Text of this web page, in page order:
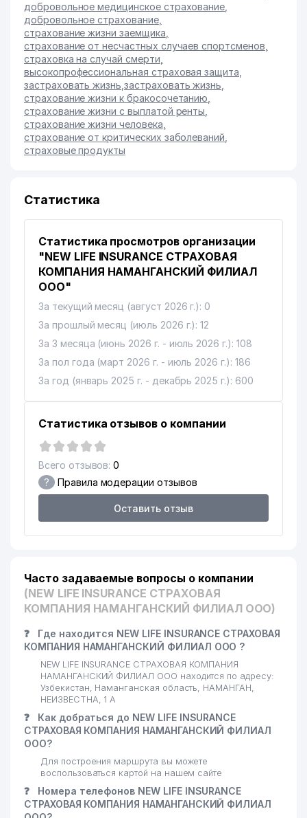
добровольное медицинское страхование
добровольное страхование,
cтрахование жизни заемщика
cтрахование от несчастных случаев спортсменов
cтраховка на случай смерти
высокопрофессиональная страховая защита
застраховать жизнь ,застраховать жизнь
страхование жизни к бракосочетанию
страхование жизни с выплатой ренты
страхование жизни человека
страхование от критических заболеваний
страховые продукты
Статистика
Статистика просмотров организации
"NEW LIFE INSURANCE СТРАХОВАЯ
КОМПАНИЯ НАМАНГАНСКИЙ ФИЛИАЛ
ООО"
За текущий месяц (август 2026 г.): 0
За прошлый месяц (июль 2026 г.): 12
За 3 месяца (июнь 2026 г. - июль 2026 г.): 108
За пол года (март 2026 г. - июль 2026 г.): 186
За год (январь 2025 г. - декабрь 2025 г.): 600
Статистика отзывов о компании
Всего отзывов: 0
? Правила модерации отзывов
Оставить отзыв
Часто задаваемые вопросы о компании
(NEW LIFE INSURANCE СТРАХОВАЯ
КОМПАНИЯ НАМАНГАНСКИЙ ФИЛИАЛ ООО)
❓
Где находится NEW LIFE INSURANCE СТРАХОВАЯ
КОМПАНИЯ НАМАНГАНСКИЙ ФИЛИАЛ ООО ?
NEW LIFE INSURANCE СТРАХОВАЯ КОМПАНИЯ
НАМАНГАНСКИЙ ФИЛИАЛ ООО находится по адресу:
Узбекистан, Наманганская область, НАМАНГАН,
НЕИЗВЕСТНА, 1 А
❓
Как добраться до NEW LIFE INSURANCE
СТРАХОВАЯ КОМПАНИЯ НАМАНГАНСКИЙ ФИЛИАЛ
ООО?
Для построения маршрута вы можете
воспользоваться картой на нашем сайте
❓
Номера телефонов NEW LIFE INSURANCE
СТРАХОВАЯ КОМПАНИЯ НАМАНГАНСКИЙ ФИЛИАЛ